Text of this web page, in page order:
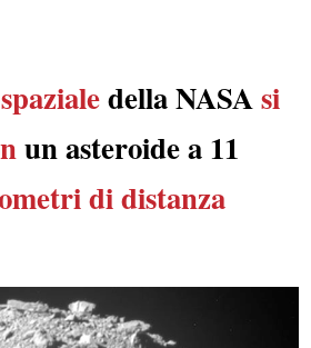
della NASAsi
un asteroide a 11
di distanza